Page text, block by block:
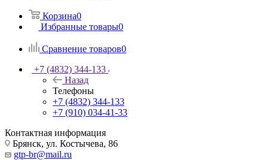
Корзина0
Избранные товары0
Сравнение товаров0
+7 (4832) 344-133
Назад
Телефоны
+7 (4832) 344-133
+7 (910) 034-41-33
Контактная информация
Брянск, ул. Костычева, 86
gtp-br@mail.ru